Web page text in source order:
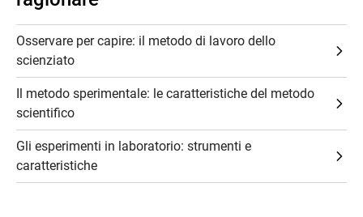
Osservare per capire: il metodo di lavoro dello
scienziato
Il metodo sperimentale: le caratteristiche del metodo
scientifico
Gli esperimenti in laboratorio: strumenti e
caratteristiche